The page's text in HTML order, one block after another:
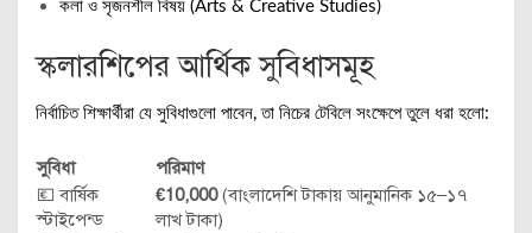
কলা ও সৃজনশীল বিষয় (Arts & Creative Studies)
স্কলারশিপের আর্থিক সুবিধাসমূহ
নির্বাচিত শিক্ষার্থীরা যে সুবিধাগুলো পাবেন, তা নিচের টেবিলে সংক্ষেপে তুলে ধরা হলো:
সুবিধা
পরিমাণ
💶 বার্ষিক
স্টাইপেন্ড
€10,000(বাংলাদেশি টাকায় আনুমানিক ১৫–১৭
লাখ টাকা)